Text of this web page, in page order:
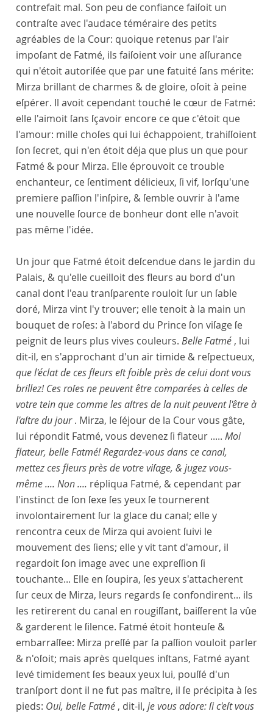
contrefait mal. Son peu de confiance faiſoit un
contraſte avec l'audace téméraire des petits
agréables de la Cour: quoique retenus par l'air
impoſant de Fatmé, ils faiſoient voir une aſſurance
qui n'étoit autoriſée que par une fatuité ſans mérite:
Mirza brillant de charmes & de gloire, oſoit à peine
eſpérer. Il avoit cependant touché le cœur de Fatmé:
elle l'aimoit ſans ſçavoir encore ce que c'étoit que
l'amour: mille choſes qui lui échappoient, trahiſſoient
ſon ſecret, qui n'en étoit déja que plus un que pour
Fatmé & pour Mirza. Elle éprouvoit ce trouble
enchanteur, ce ſentiment délicieux, ſi vif, lorſqu'une
premiere paſſion l'inſpire, & ſemble ouvrir à l'ame
une nouvelle ſource de bonheur dont elle n'avoit
pas même l'idée.
Un jour que Fatmé étoit deſcendue dans le jardin du
Palais, & qu'elle cueilloit des fleurs au bord d'un
canal dont l'eau tranſparente rouloit ſur un ſable
doré, Mirza vint l'y trouver; elle tenoit à la main un
bouquet de roſes: à l'abord du Prince ſon viſage ſe
peignit de leurs plus vives couleurs. Belle Fatmé , lui
dit-il, en s'approchant d'un air timide & reſpectueux,
que l'éclat de ces fleurs eſt foible près de celui dont vous
brillez! Ces roſes ne peuvent être comparées à celles de
votre tein que comme les aſtres de la nuit peuvent l'être à
l'aſtre du jour. Mirza, le ſéjour de la Cour vous gâte,
lui répondit Fatmé, vous devenez ſi flateur ..... Moi
flateur, belle Fatmé! Regardez-vous dans ce canal,
mettez ces fleurs près de votre viſage, & jugez vous-
même .... Non .... répliqua Fatmé, & cependant par
l'instinct de ſon ſexe ſes yeux ſe tournerent
involontairement ſur la glace du canal; elle y
rencontra ceux de Mirza qui avoient ſuivi le
mouvement des ſiens; elle y vit tant d'amour, il
regardoit ſon image avec une expreſſion ſi
touchante... Elle en ſoupira, ſes yeux s'attacherent
ſur ceux de Mirza, leurs regards ſe confondirent... ils
les retirerent du canal en rougiſſant, baiſſerent la vûe
& garderent le ſilence. Fatmé étoit honteuſe &
embarraſſee: Mirza preſſé par ſa paſſion vouloit parler
& n'oſoit; mais après quelques inſtans, Fatmé ayant
levé timidement ſes beaux yeux lui, pouſſé d'un
tranſport dont il ne fut pas maître, il ſe précipita à ſes
pieds: Oui, belle Fatmé , dit-il, je vous adore: ſi c'eſt vous